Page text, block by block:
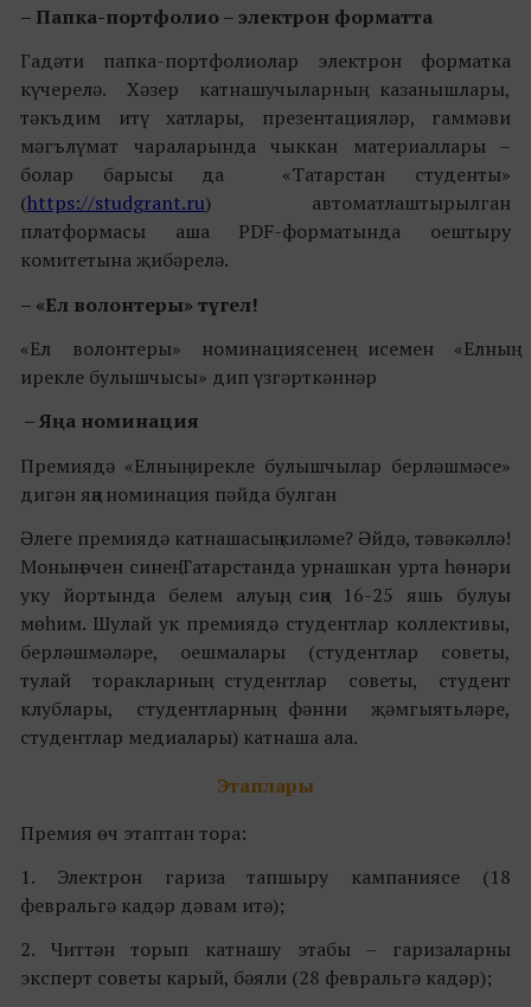
– Папка-портфолио – электрон форматта
Гадәти папка-портфолиолар электрон форматка
күчерелә. Хәзер катнашучыларның казанышлары,
тәкъдим итү хатлары, презентацияләр, гаммәви
мәгълүмат чараларында чыккан материаллары –
болар барысы да «Татарстан студенты»
(https://studgrant.ru) автоматлаштырылган
платформасы аша PDF-форматында оештыру
комитетына җибәрелә.
– «Ел волонтеры» түгел!
«Ел волонтеры» номинациясенең исемен «Елның
ирекле булышчысы» дип үзгәрткәннәр
– Яңа номинация
Премиядә «Елның ирекле булышчылар берләшмәсе»
дигән яңа номинация пәйда булган
Әлеге премиядә катнашасың киләме? Әйдә, тәвәкәллә!
Моның өчен синең Татарстанда урнашкан урта һөнәри
уку йортында белем алуың, сиңа 16-25 яшь булуы
мөһим. Шулай ук премиядә студентлар коллективы,
берләшмәләре, оешмалары (студентлар советы,
тулай торакларның студентлар советы, студент
клублары, студентларның фәнни җәмгыятьләре,
студентлар медиалары) катнаша ала.
Этаплары
Премия өч этаптан тора:
1. Электрон гариза тапшыру кампаниясе (18
февральгә кадәр дәвам итә);
2. Читтән торып катнашу этабы – гаризаларны
эксперт советы карый, бәяли (28 февральгә кадәр);